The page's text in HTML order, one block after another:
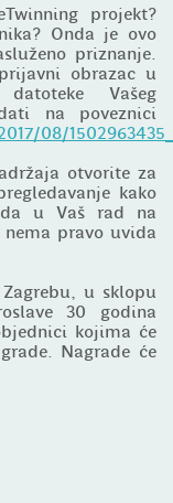
projekt?
Onda je ovo
priznanje.
obrazac u
Vašeg
na poveznici
08/
otvorite za
kako
u Vaš rad na
pravo uvida
u sklopu
30 godina
kojima će
Nagrade će